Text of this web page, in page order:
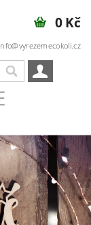
info@vyrezemecokoli.cz
0 Kč